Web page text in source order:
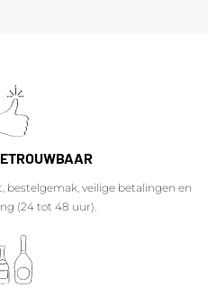
bestelgemak, veilige betalingen en
(24 tot 48 uur).